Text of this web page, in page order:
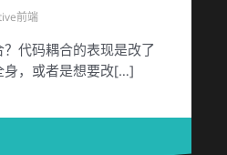
前端
代码耦合的表现是改了
身，或者是想要改[…]